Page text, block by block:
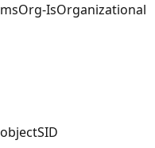
msOrg-IsOrganizational
objectSID